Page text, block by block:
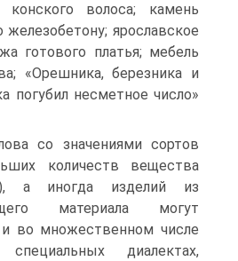
волоса; камень
железобетону; ярославское
готового платья; мебель
«Орешника, березника и
погубил несметное число»
со значениями сортов
количеств вещества
а иногда изделий из
материала могут
и во множественном числе
диалектах,